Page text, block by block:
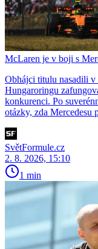
McLaren je v boji s
Obhájci titulu nasadili
Hungaroringu
konkurenci. Po
otázky, zda Mercedesu
SvětFormule.cz
2. 8. 2026, 15:10
1 min